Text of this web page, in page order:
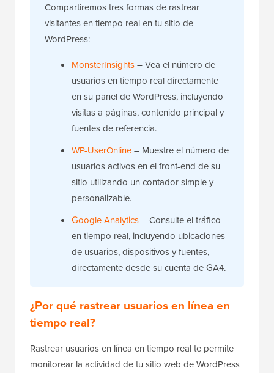
Compartiremos tres formas de rastrear
visitantes en tiempo real en tu sitio de
WordPress:
MonsterInsights– Vea el número de
usuarios en tiempo real directamente
en su panel de WordPress, incluyendo
visitas a páginas, contenido principal y
fuentes de referencia.
WP-UserOnline– Muestre el número de
usuarios activos en el front-end de su
sitio utilizando un contador simple y
personalizable.
Google Analytics– Consulte el tráfico
en tiempo real, incluyendo ubicaciones
de usuarios, dispositivos y fuentes,
directamente desde su cuenta de GA4.
¿Por qué rastrear usuarios en línea en
tiempo real?
Rastrear usuarios en línea en tiempo real te permite
monitorear la actividad de tu sitio web de WordPress